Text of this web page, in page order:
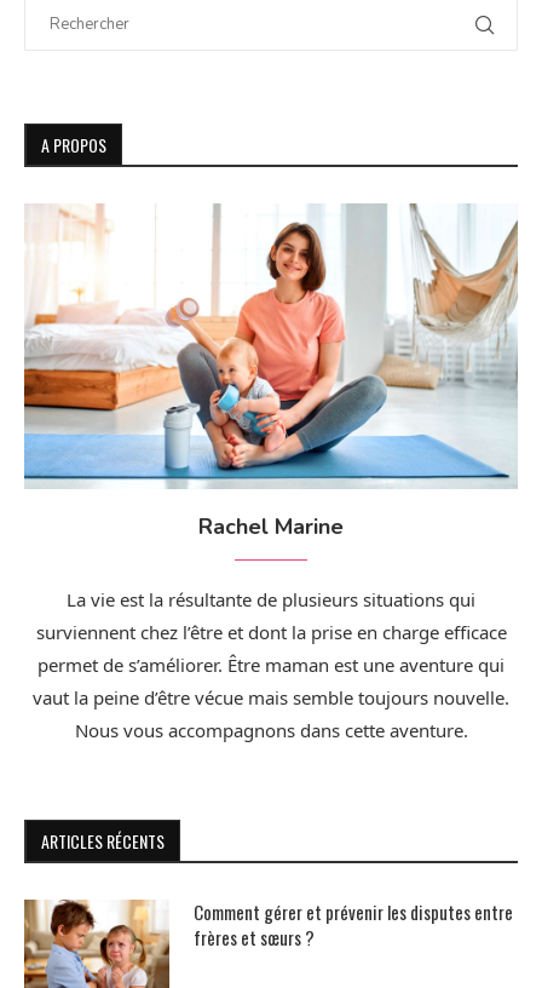
A PROPOS
Rachel Marine
La vie est la résultante de plusieurs situations qui
surviennent chez l’être et dont la prise en charge efficace
permet de s’améliorer. Être maman est une aventure qui
vaut la peine d’être vécue mais semble toujours nouvelle.
Nous vous accompagnons dans cette aventure.
ARTICLES RÉCENTS
Comment gérer et prévenir les disputes entre
frères et sœurs ?